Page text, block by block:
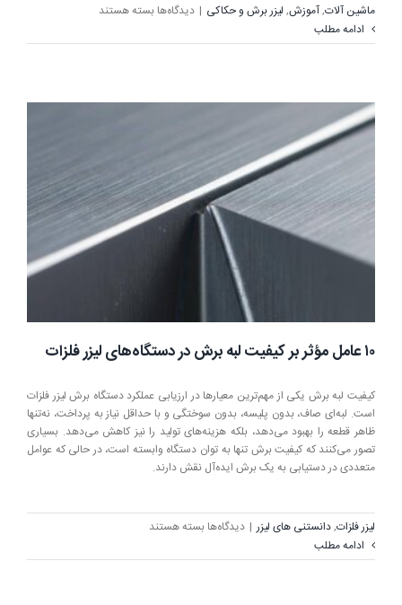
ماشین آلات,آموزش, لیزر برش و حکاکی | دیدگاه‌ها برای
توان
برش
دارد؟
بسته هستند
ادامه مطلب
۱۰ عامل مؤثر بر کیفیت لبه برش در دستگاه‌های لیزر فلزات
کیفیت لبه برش یکی از مهم‌ترین معیارها در ارزیابی عملکرد دستگاه برش لیزر فلزات
است. لبه‌ای صاف، بدون پلیسه، بدون سوختگی و با حداقل نیاز به پرداخت، نه‌تنها
ظاهر قطعه را بهبود می‌دهد، بلکه هزینه‌های تولید را نیز کاهش می‌دهد. بسیاری
تصور می‌کنند که کیفیت برش تنها به توان دستگاه وابسته است، در حالی که عوامل
متعددی در دستیابی به یک برش ایده‌آل نقش دارند.
لیزر فلزات,دانستنی های لیزر | دیدگاه‌ها برای
عامل
بسته هستند
ادامه مطلب